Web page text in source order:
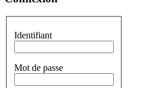
Identifiant
Mot de passe